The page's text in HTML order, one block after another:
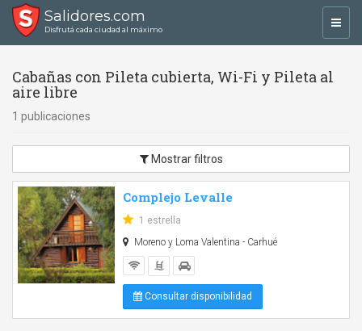
Salidores.com
Disfrutá cada ciudad al máximo
Cabañas con Pileta cubierta, Wi-Fi y Pileta al
aire libre
1 publicaciones
Mostrar filtros
Complejo Levalle
1 estrella
Moreno y Loma Valentina - Carhué
Consultar disponibilidad